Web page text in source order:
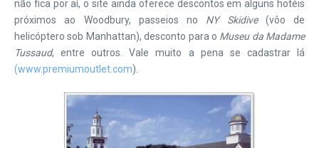
não fica por aí, o site ainda oferece descontos em alguns hotéis
próximos ao Woodbury, passeios no NY Skidive(vôo de
helicóptero sob Manhattan), desconto para o Museu da Madame
Tussaud, entre outros. Vale muito a pena se cadastrar lá
(www.premiumoutlet.com).